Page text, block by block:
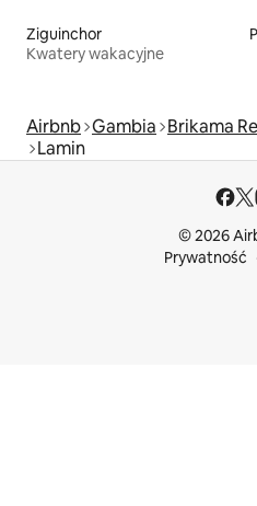
Ziguinchor
Kwatery wakacyjne
Airbnb Gambia Brikama
Lamin
© 2026
Prywatność